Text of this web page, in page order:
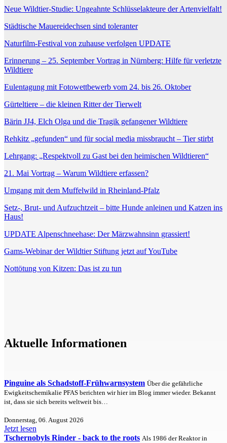
Neue Wildtier-Studie: Ungeahnte Schlüsselakteure der Artenvielfalt!
Städtische Mauereidechsen sind toleranter
Naturfilm-Festival von zuhause verfolgen UPDATE
Erinnerung – 25. September Vortrag in Nürnberg: Hilfe für verletzte
Wildtiere
Eulentagung mit Fotowettbewerb vom 24. bis 26. Oktober
Gürteltiere – die kleinen Ritter der Tierwelt
Bärin JJ4, Elch Olga und die Tragik gefangener Wildtiere
Rehkitz „gefunden“ und für social media missbraucht – Tier stirbt
Lehrgang: „Respektvoll zu Gast bei den heimischen Wildtieren“
21. Mai Vortrag – Warum Wildtiere erfassen?
Umgang mit dem Muffelwild in Rheinland-Pfalz
Setz-, Brut- und Aufzuchtzeit – bitte Hunde anleinen und Katzen ins
Haus!
UPDATE Alpenschneehase: Der Märzwahnsinn grassiert!
Gams-Webinar der Wildtier Stiftung jetzt auf YouTube
Nottötung von Kitzen: Das ist zu tun
Aktuelle Informationen
Pinguine als Schadstoff-Frühwarnsystem Über die gefährliche
Ewigkeitschemikalie PFAS berichten wir hier im Blog immer wieder. Bekannt
ist, dass sie sich bereits weltweit bis…
Donnerstag, 06. August 2026
Jetzt lesen
Tschernobyls Rinder - back to the roots Als 1986 der Reaktor in